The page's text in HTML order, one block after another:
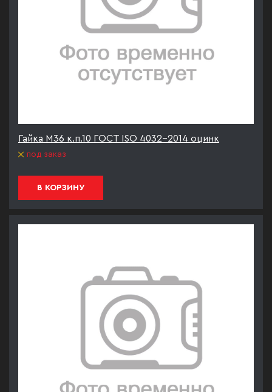
Гайка М36 к.п.10 ГОСТ ISO 4032-2014 оцинк
под заказ
В КОРЗИНУ